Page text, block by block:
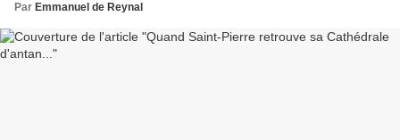
Par Emmanuel de Reynal